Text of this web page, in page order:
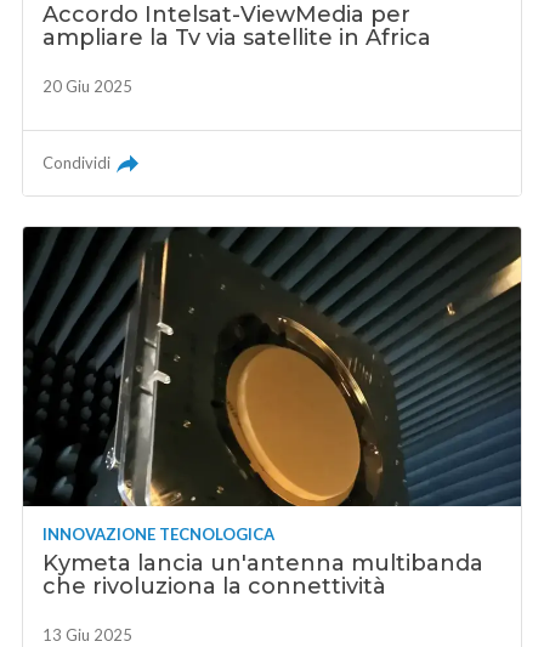
Accordo Intelsat-ViewMedia per
ampliare la Tv via satellite in Africa
20 Giu 2025
Condividi
INNOVAZIONE TECNOLOGICA
Kymeta lancia un'antenna multibanda
che rivoluziona la connettività
13 Giu 2025